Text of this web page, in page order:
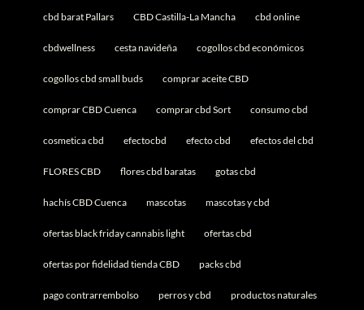
cbd barat Pallars CBD Castilla-La Mancha cbd online
cbdwellness cesta navideña cogollos cbd económicos
cogollos cbd small buds comprar aceite CBD
comprar CBD Cuenca comprar cbd Sort consumo cbd
cosmetica cbd efectocbd efecto cbd efectos del cbd
FLORES CBD flores cbd baratas gotas cbd
hachís CBD Cuenca mascotas mascotas y cbd
ofertas black friday cannabis light ofertas cbd
ofertas por fidelidad tienda CBD packs cbd
pago contrarrembolso perros y cbd productos naturales